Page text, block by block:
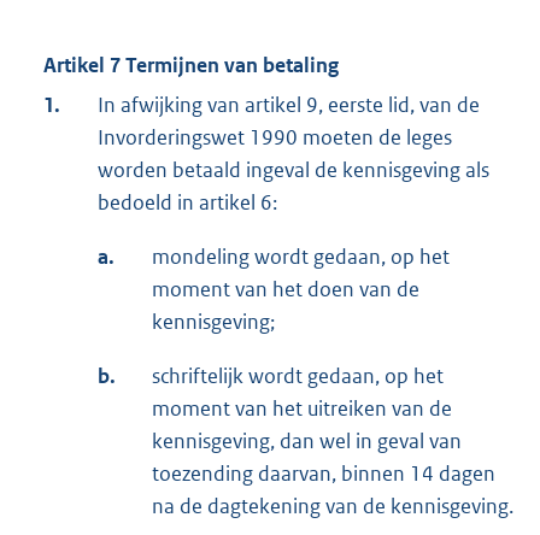
Artikel 7 Termijnen van betaling
1.
In afwijking van artikel 9, eerste lid, van de
Invorderingswet 1990 moeten de leges
worden betaald ingeval de kennisgeving als
bedoeld in artikel 6:
a.
mondeling wordt gedaan, op het
moment van het doen van de
kennisgeving;
b.
schriftelijk wordt gedaan, op het
moment van het uitreiken van de
kennisgeving, dan wel in geval van
toezending daarvan, binnen 14 dagen
na de dagtekening van de kennisgeving.